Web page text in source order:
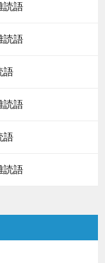
読語
読語
語
読語
語
読語